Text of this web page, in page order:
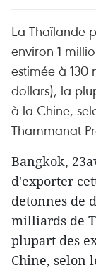
La Thaïlande
environ 1
estimée à 130
dollars), la
à la Chine,
Thammanat
Bangkok,
d'exporter
detonnes de
milliards de
plupart des
Chine, selon